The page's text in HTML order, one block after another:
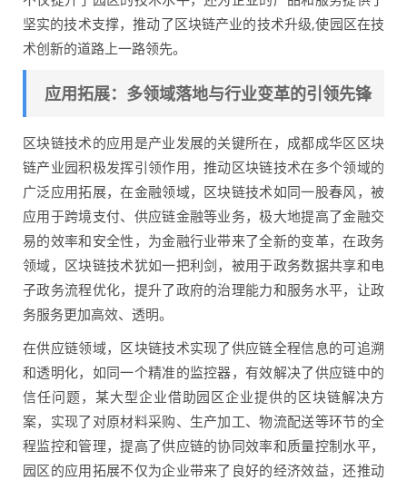
坚实的技术支撑，推动了区块链产业的技术升级,使园区在技
术创新的道路上一路领先。
应用拓展：多领域落地与行业变革的引领先锋
区块链技术的应用是产业发展的关键所在，成都成华区区块
链产业园积极发挥引领作用，推动区块链技术在多个领域的
广泛应用拓展，在金融领域，区块链技术如同一股春风，被
应用于跨境支付、供应链金融等业务，极大地提高了金融交
易的效率和安全性，为金融行业带来了全新的变革，在政务
领域，区块链技术犹如一把利剑，被用于政务数据共享和电
子政务流程优化，提升了政府的治理能力和服务水平，让政
务服务更加高效、透明。
在供应链领域，区块链技术实现了供应链全程信息的可追溯
和透明化，如同一个精准的监控器，有效解决了供应链中的
信任问题，某大型企业借助园区企业提供的区块链解决方
案，实现了对原材料采购、生产加工、物流配送等环节的全
程监控和管理，提高了供应链的协同效率和质量控制水平，
园区的应用拓展不仅为企业带来了良好的经济效益，还推动